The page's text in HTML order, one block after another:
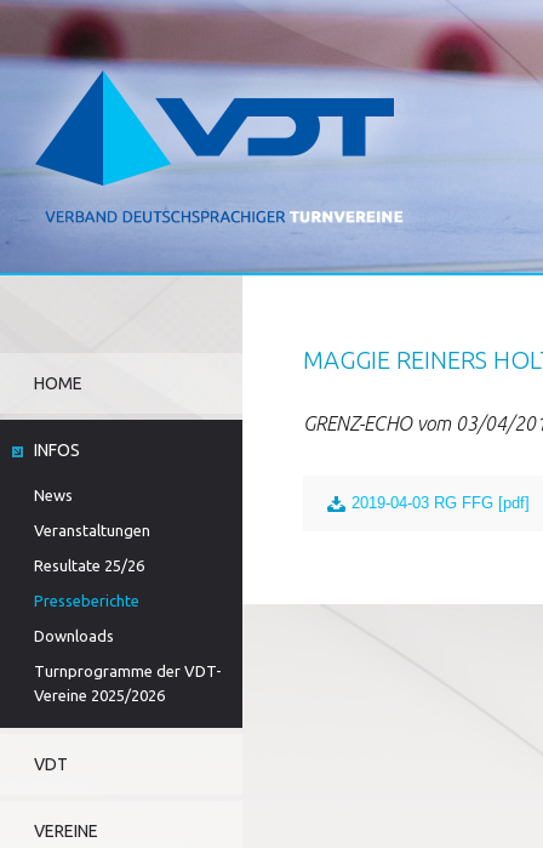
HOME
INFOS
News
Veranstaltungen
Resultate 25/26
Presseberichte
Downloads
Turnprogramme der VDT-
Vereine 2025/2026
VDT
VEREINE
MAGGIE REINERS
GRENZ-ECHO vom 03/04/
2019-04-03 RG FFG [pdf]